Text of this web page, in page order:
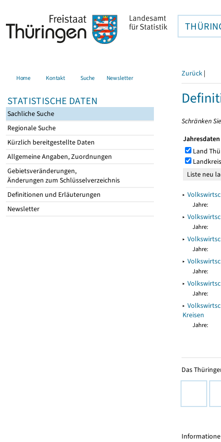
Home Kontakt Suche Newsletter
STATISTISCHE DATEN
Sachliche Suche
Regionale Suche
Kürzlich bereitgestellte Daten
Allgemeine Angaben, Zuordnungen
Gebietsveränderungen,
Änderungen zum Schlüsselverzeichnis
Definitionen und Erläuterungen
Newsletter
Zurück |
Schränken
Jahresdaten
Land
▸
Jahre:
▸
Jahre:
▸
Jahre:
▸
Jahre:
▸
Jahre:
▸
Kreisen
Jahre:
Das